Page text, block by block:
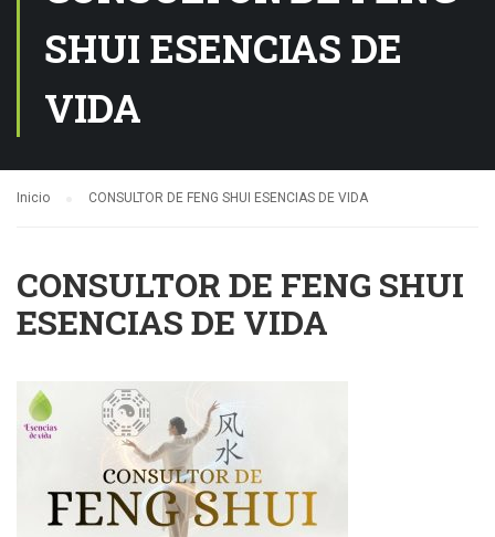
SHUI ESENCIAS DE
VIDA
Inicio CONSULTOR DE FENG SHUI ESENCIAS DE VIDA
CONSULTOR DE FENG SHUI
ESENCIAS DE VIDA